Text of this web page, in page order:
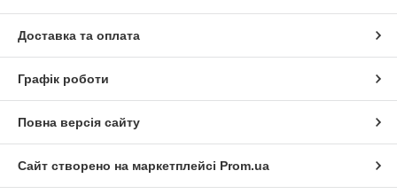
Доставка та оплата
Графік роботи
Повна версія сайту
Сайт створено на маркетплейсі Prom.ua